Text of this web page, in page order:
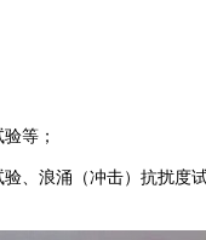
等；
浪涌（冲击）抗扰度